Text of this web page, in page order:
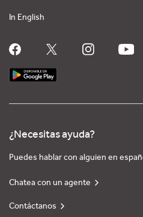
In English
¿Necesitas ayuda?
Puedes hablar con alguien en
Chatea con un agente
Contáctanos